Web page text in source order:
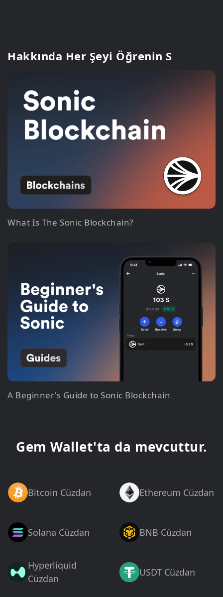
Hakkında Her Şeyi Öğrenin S
What Is The Sonic Blockchain?
A Beginner's Guide to Sonic Blockchain
Gem Wallet'ta da mevcuttur.
Bitcoin Cüzdan Ethereum Cüzdan
Solana Cüzdan BNB Cüzdan
Hyperliquid
Cüzdan
USDT Cüzdan